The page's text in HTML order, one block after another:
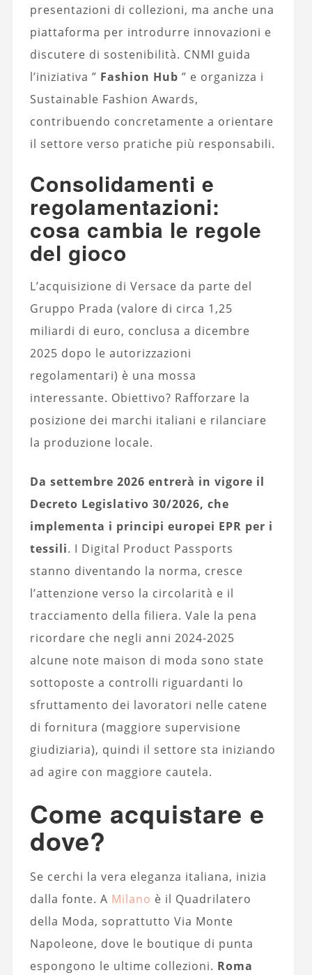
presentazioni di collezioni, ma anche una
piattaforma per introdurre innovazioni e
discutere di sostenibilità. CNMI guida
l’iniziativa ” Fashion Hub ” e organizza i
Sustainable Fashion Awards,
contribuendo concretamente a orientare
il settore verso pratiche più responsabili.
Consolidamenti e
regolamentazioni:
cosa cambia le regole
del gioco
L’acquisizione di Versace da parte del
Gruppo Prada (valore di circa 1,25
miliardi di euro, conclusa a dicembre
2025 dopo le autorizzazioni
regolamentari) è una mossa
interessante. Obiettivo? Rafforzare la
posizione dei marchi italiani e rilanciare
la produzione locale.
Da settembre 2026 entrerà in vigore il
Decreto Legislativo 30/2026, che
implementa i principi europei EPR per i
tessili. I Digital Product Passports
stanno diventando la norma, cresce
l’attenzione verso la circolarità e il
tracciamento della filiera. Vale la pena
ricordare che negli anni 2024-2025
alcune note maison di moda sono state
sottoposte a controlli riguardanti lo
sfruttamento dei lavoratori nelle catene
di fornitura (maggiore supervisione
giudiziaria), quindi il settore sta iniziando
ad agire con maggiore cautela.
Come acquistare e
dove?
Se cerchi la vera eleganza italiana, inizia
dalla fonte. A Milano è il Quadrilatero
della Moda, soprattutto Via Monte
Napoleone, dove le boutique di punta
espongono le ultime collezioni. Roma